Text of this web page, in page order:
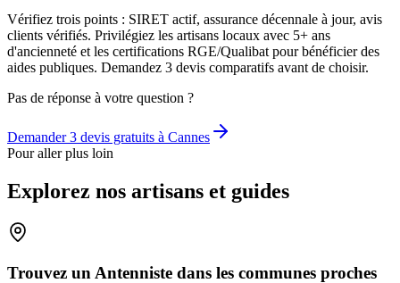
Vérifiez trois points : SIRET actif, assurance décennale à jour, avis
clients vérifiés. Privilégiez les artisans locaux avec 5+ ans
d'ancienneté et les certifications RGE/Qualibat pour bénéficier des
aides publiques. Demandez 3 devis comparatifs avant de choisir.
Pas de réponse à votre question ?
Demander 3 devis gratuits à Cannes
Pour aller plus loin
Explorez nos artisans et guides
Trouvez un Antenniste dans les communes proches